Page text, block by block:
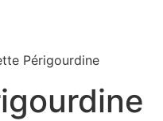
Périgourdine